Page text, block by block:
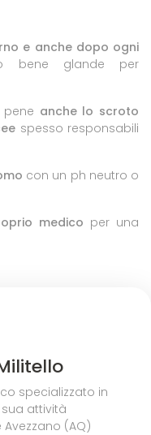
e anche dopo ogni
bene glande per
anche lo scroto
spesso responsabili
con un ph neutro o
medico per una
specializzato in
attività
(AQ)